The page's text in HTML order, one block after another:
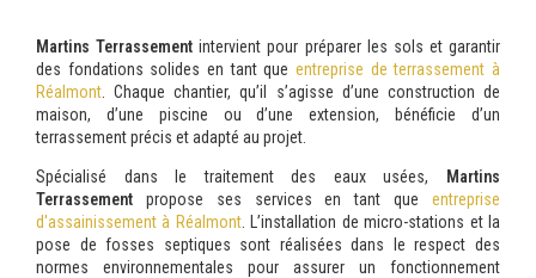
Martins Terrassement intervient pour préparer les sols et garantir
des fondations solides en tant que entreprise de terrassement à
Réalmont . Chaque chantier, qu’il s’agisse d’une construction de
maison, d’une piscine ou d’une extension, bénéficie d’un
terrassement précis et adapté au projet.
Spécialisé dans le traitement des eaux usées, Martins
Terrassement propose ses services en tant que entreprise
d'assainissement à Réalmont. L’installation de micro-stations et la
pose de fosses septiques sont réalisées dans le respect des
normes environnementales pour assurer un fonctionnement